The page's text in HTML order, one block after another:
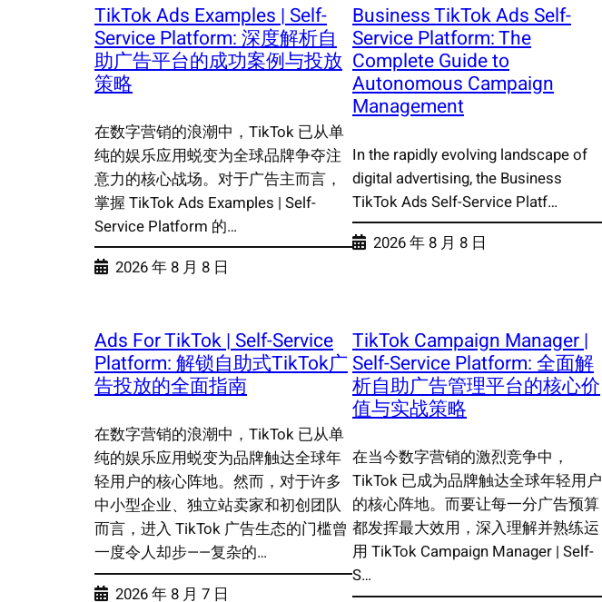
TikTok Ads Examples | Self-
Service Platform: 深度解析自
助广告平台的成功案例与投放
策略
在数字营销的浪潮中，TikTok 已从单
纯的娱乐应用蜕变为全球品牌争夺注
意力的核心战场。对于广告主而言，
掌握 TikTok Ads Examples | Self-
Service Platform 的…
2026 年 8 月 8 日
Business TikTok Ads Self-
Service Platform: The
Complete Guide to
Autonomous Campaign
Management
In the rapidly evolving landscape of
digital advertising, the Business
TikTok Ads Self-Service Platf…
2026 年 8 月 8 日
Ads For TikTok | Self-Service
Platform: 解锁自助式TikTok广
告投放的全面指南
在数字营销的浪潮中，TikTok 已从单
纯的娱乐应用蜕变为品牌触达全球年
轻用户的核心阵地。然而，对于许多
中小型企业、独立站卖家和初创团队
而言，进入 TikTok 广告生态的门槛曾
一度令人却步——复杂的…
2026 年 8 月 7 日
TikTok Campaign Manager |
Self-Service Platform: 全面解
析自助广告管理平台的核心价
值与实战策略
在当今数字营销的激烈竞争中，
TikTok 已成为品牌触达全球年轻用户
的核心阵地。而要让每一分广告预算
都发挥最大效用，深入理解并熟练运
用 TikTok Campaign Manager | Self-
S…